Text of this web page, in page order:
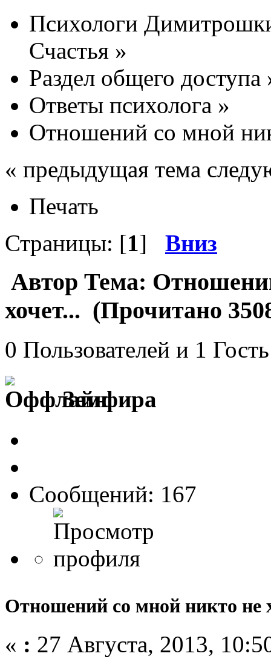
Психологи
Счастья »
Раздел общего доступа
Ответы психолога »
Отношений со мной
« предыдущая тема
Печать
Страницы: [1] Вниз
Автор Тема:
хочет... (Прочитано
0 Пользователей и 1
Земфира
Сообщений: 167
Отношений со мной никто не
« : 27 Августа, 2013,